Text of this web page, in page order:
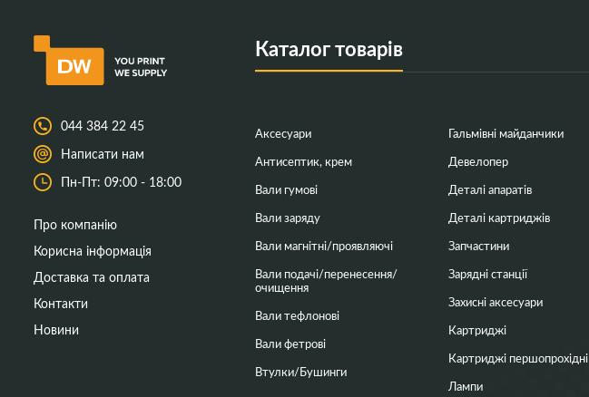
044 384 22 45
Написати нам
Пн-Пт: 09:00 - 18:00
Про компанію
Корисна інформація
Доставка та оплата
Контакти
Новини
Каталог товарів
Аксесуари
Антисептик, крем
Вали гумові
Вали заряду
Вали магнітні/проявляючі
Вали подачі/перенесення/
очищення
Вали тефлонові
Вали фетрові
Втулки/Бушинги
Гальмівні майданчики
Девелопер
Деталі апаратів
Деталі картриджів
Запчастини
Зарядні станції
Захисні аксесуари
Картриджі
Картриджі першопрохідні
Лампи